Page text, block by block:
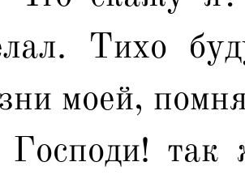
Тихо
моей,
так